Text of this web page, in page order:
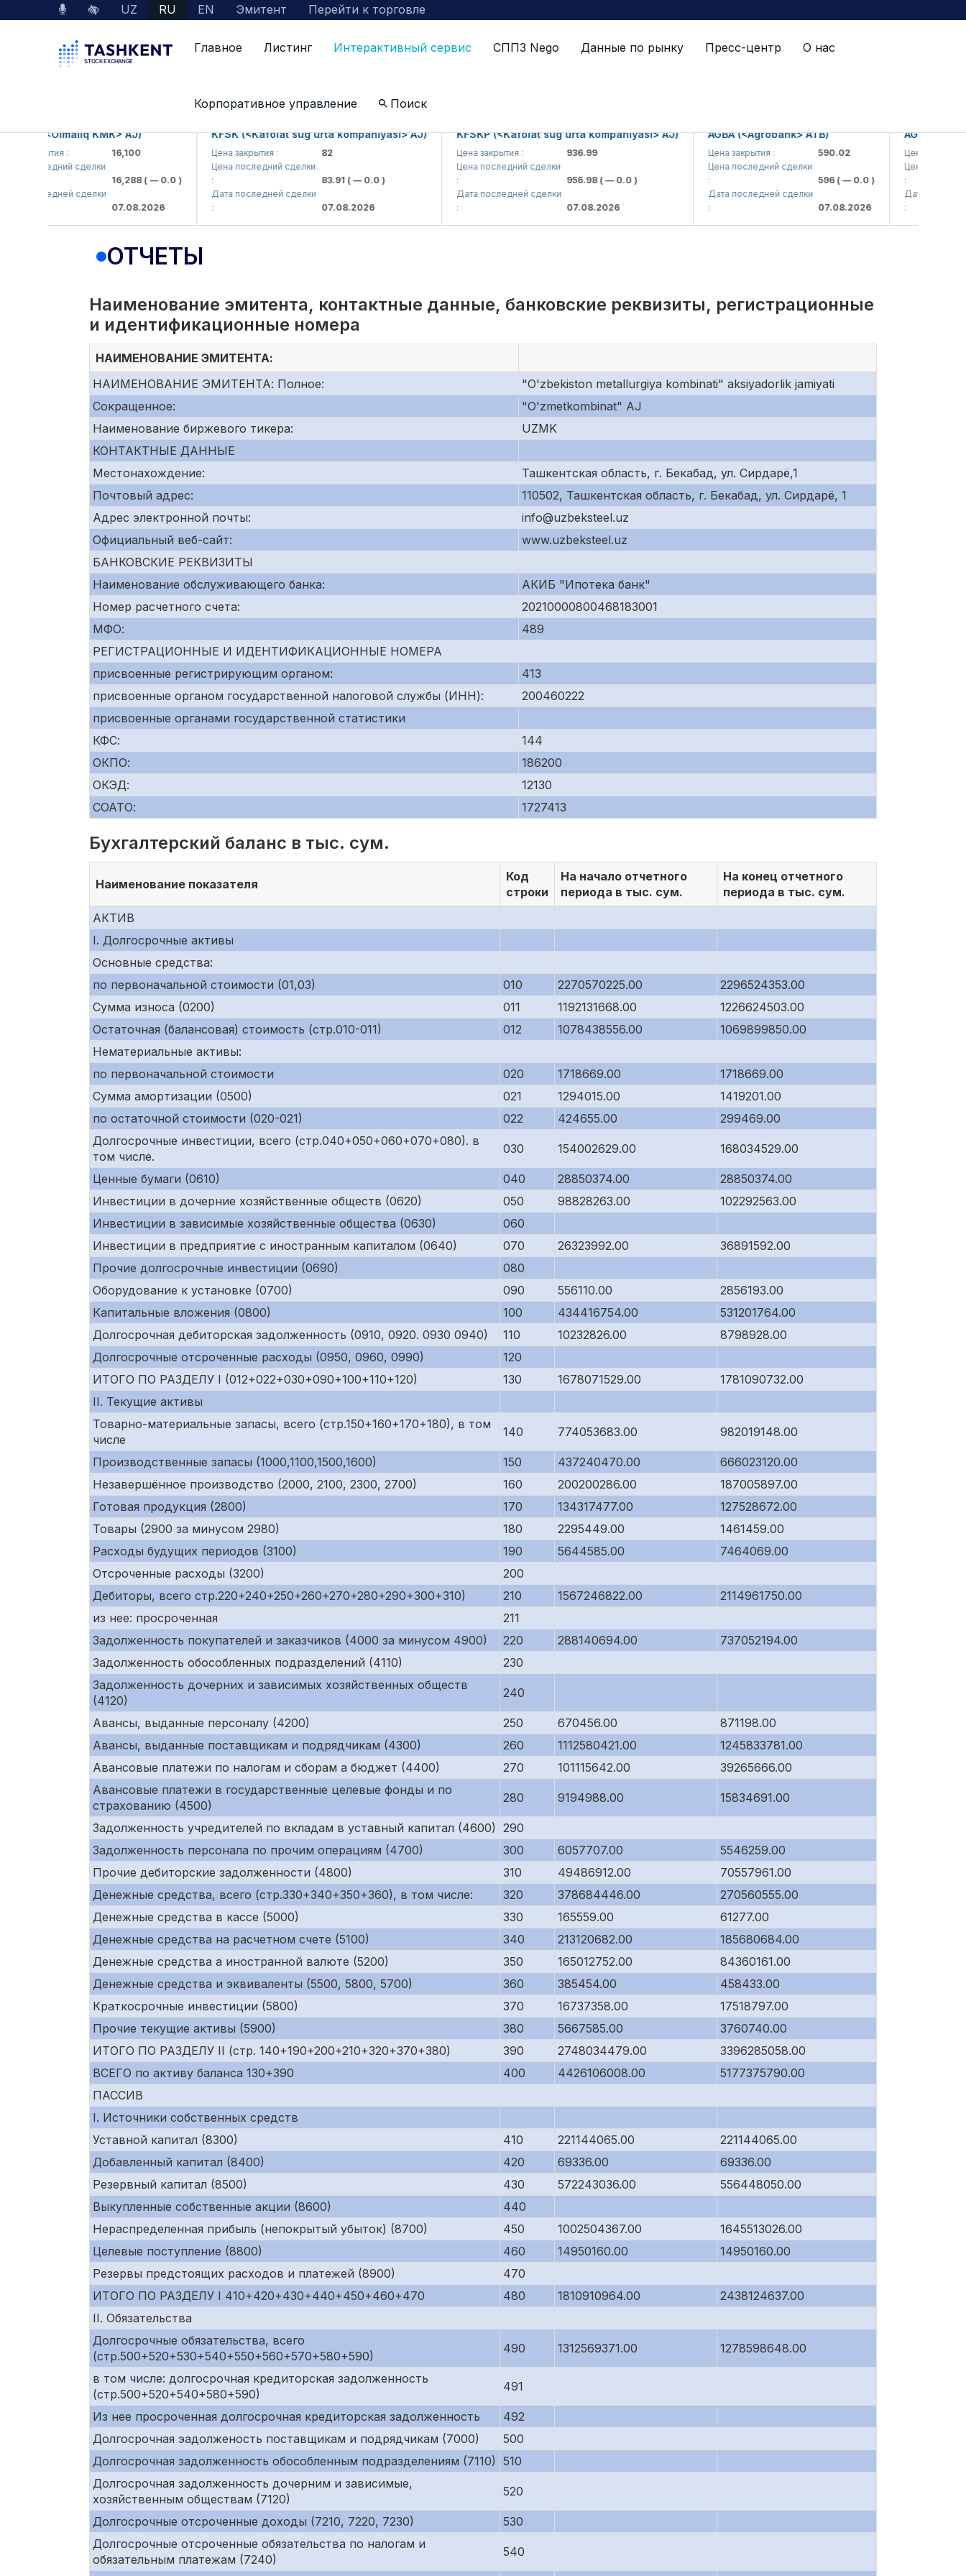
UZ RU EN Эмитент Перейти к торговле
Главное Листинг Интерактивный сервис СППЗ Nego Данные по рынку Пресс-центр О нас
Корпоративное управление Поиск
Раскрытие информации по компаниям включенных в биржевой котировальный список
(<Olmaliq KMK> AJ)
16,100
сделки
16,288( — 0.0 )
сделки
07.08.2026
KFSK (<Kafolat sug'urta kompaniyasi> AJ)
Цена закрытия :
Цена последний сделки
83.91( — 0.0 )
Дата последней сделки
07.08.2026
KFSKP (<Kafolat sug'urta kompaniyasi> AJ)
Цена закрытия :
936.99
Цена последний сделки
956.98( — 0.0 )
Дата последней сделки
07.08.2026
AGBA (<Agrobank> ATB)
Цена закрытия :
590.02
Цена последний сделки
( — 0.0 )
Дата последней сделки
07.08.2026
AGBAP
Цена закрытия :
Цена последний
Дата последней
ОТЧЕТЫ
Наименование эмитента, контактные данные, банковские реквизиты, регистрационные
и идентификационные номера
НАИМЕНОВАНИЕ ЭМИТЕНТА:
НАИМЕНОВАНИЕ ЭМИТЕНТА: Полное:
"O'zbekiston metallurgiya kombinati" aksiyadorlik jamiyati
Сокращенное:
"O'zmetkombinat" AJ
Наименование биржевого тикера:
UZMK
КОНТАКТНЫЕ ДАННЫЕ
Местонахождение:
Ташкентская область, г. Бекабад, ул. Сирдарё,1
Почтовый адрес:
110502, Ташкентская область, г. Бекабад, ул. Сирдарё, 1
Адрес электронной почты:
info@uzbeksteel.uz
Официальный веб-сайт:
www.uzbeksteel.uz
БАНКОВСКИЕ РЕКВИЗИТЫ
Наименование обслуживающего банка:
АКИБ "Ипотека банк"
Номер расчетного счета:
20210000800468183001
МФО:
489
РЕГИСТРАЦИОННЫЕ И ИДЕНТИФИКАЦИОННЫЕ НОМЕРА
присвоенные регистрирующим органом:
413
присвоенные органом государственной налоговой службы (ИНН):
200460222
присвоенные органами государственной статистики
КФС:
144
ОКПО:
186200
ОКЭД:
12130
СОАТО:
1727413
Бухгалтерский баланс в тыс. сум.
Наименование показателя
Код
строки
На начало отчетного
периода в тыс. сум.
На конец отчетного
периода в тыс. сум.
АКТИВ
I. Долгосрочные активы
Основные средства:
по первоначальной стоимости (01,03)
010 2270570225.00
2296524353.00
Сумма износа (0200)
011 1192131668.00
1226624503.00
Остаточная (балансовая) стоимость (стр.010-011)
012 1078438556.00
1069899850.00
Нематериальные активы:
по первоначальной стоимости
020 1718669.00
1718669.00
Сумма амортизации (0500)
021 1294015.00
1419201.00
по остаточной стоимости (020-021)
022 424655.00
299469.00
Долгосрочные инвестиции, всего (стр.040+050+060+070+080). в
том числе.
030 154002629.00 168034529.00
Ценные бумаги (0610) 040 28850374.00
28850374.00
Инвестиции в дочерние хозяйственные обществ (0620)
050 98828263.00
102292563.00
Инвестиции в зависимые хозяйственные общества (0630)
060
Инвестиции в предприятие с иностранным капиталом (0640)
070 26323992.00
36891592.00
Прочие долгосрочные инвестиции (0690)
080
Оборудование к установке (0700)
090 556110.00
2856193.00
Капитальные вложения (0800)
100 434416754.00
531201764.00
Долгосрочная дебиторская задолженность (0910, 0920. 0930 0940)
110 10232826.00
8798928.00
Долгосрочные отсроченные расходы (0950, 0960, 0990)
120
ИТОГО ПО РАЗДЕЛУ I (012+022+030+090+100+110+120)
130 1678071529.00
1781090732.00
II. Текущие активы
Товарно-материальные запасы, всего (стр.150+160+170+180), в том
числе
140 774053683.00 982019148.00
Производственные запасы (1000,1100,1500,1600) 150 437240470.00
666023120.00
Незавершённое производство (2000, 2100, 2300, 2700)
160 200200286.00
187005897.00
Готовая продукция (2800)
170 134317477.00
127528672.00
Товары (2900 за минусом 2980)
180 2295449.00
1461459.00
Расходы будущих периодов (3100)
190 5644585.00
7464069.00
Отсроченные расходы (3200)
200
Дебиторы, всего стр.220+240+250+260+270+280+290+300+310)
210 1567246822.00
2114961750.00
из нее: просроченная
211
Задолженность покупателей и заказчиков (4000 за минусом 4900)
220 288140694.00
737052194.00
Задолженность обособленных подразделений (4110)
230
Задолженность дочерних и зависимых хозяйственных обществ
(4120)
240
Авансы, выданные персоналу (4200) 250 670456.00
871198.00
Авансы, выданные поставщикам и подрядчикам (4300)
260 1112580421.00
1245833781.00
Авансовые платежи по налогам и сборам а бюджет (4400)
270 101115642.00
39265666.00
Авансовые платежи в государственные целевые фонды и по
страхованию (4500)
280 9194988.00 15834691.00
Задолженность учредителей по вкладам в уставный капитал (4600) 290
Задолженность персонала по прочим операциям (4700)
300 6057707.00
5546259.00
Прочие дебиторские задолженности (4800)
310 49486912.00
70557961.00
Денежные средства, всего (стр.330+340+350+360), в том числе:
320 378684446.00
270560555.00
Денежные средства в кассе (5000)
330 165559.00
61277.00
Денежные средства на расчетном счете (5100)
340 213120682.00
185680684.00
Денежные средства а иностранной валюте (5200)
350 165012752.00
84360161.00
Денежные средства и эквиваленты (5500, 5800, 5700)
360 385454.00
458433.00
Краткосрочные инвестиции (5800)
370 16737358.00
17518797.00
Прочие текущие активы (5900)
380 5667585.00
3760740.00
ИТОГО ПО РАЗДЕЛУ II (стр. 140+190+200+210+320+370+380)
390 2748034479.00
3396285058.00
ВСЕГО по активу баланса 130+390
400 4426106008.00
5177375790.00
ПАССИВ
I. Источники собственных средств
Уставной капитал (8300)
410 221144065.00
221144065.00
Добавленный капитал (8400)
420 69336.00
69336.00
Резервный капитал (8500)
430 572243036.00
556448050.00
Выкупленные собственные акции (8600)
440
Нераспределенная прибыль (непокрытый убыток) (8700)
450 1002504367.00
1645513026.00
Целевые поступление (8800)
460 14950160.00
14950160.00
Резервы предстоящих расходов и платежей (8900)
470
ИТОГО ПО РАЗДЕЛУ I 410+420+430+440+450+460+470
480 1810910964.00
2438124637.00
II. Обязательства
Долгосрочные обязательства, всего
(стр.500+520+530+540+550+560+570+580+590)
490 1312569371.00 1278598648.00
в том числе: долгосрочная кредиторская задолженность
(стр.500+520+540+580+590)
491
Из нее просроченная долгосрочная кредиторская задолженность
492
Долгосрочная эадолженость поставщикам и подрядчикам (7000)
500
Долгосрочная задолженность обособленным подразделениям (7110) 510
Долгосрочная задолженность дочерним и зависимые,
хозяйственным обществам (7120)
520
Долгосрочные отсроченные доходы (7210, 7220, 7230)
530
Долгосрочные отсроченные обязательства по налогам и
обязательным платежам (7240)
540